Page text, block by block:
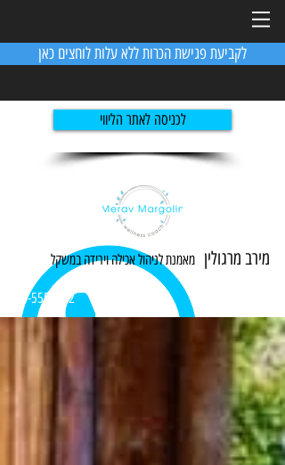
לקביעת פגישת הכרות ללא עלות לוחצים כאן
לכניסה לאתר הליווי
מירב מרגולין מאמנת לניהול אכילה וירידהבמשקל
054-5551982